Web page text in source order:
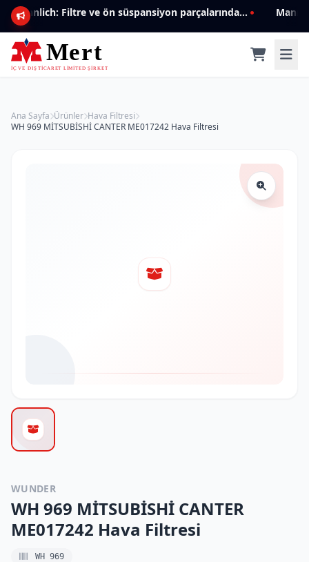
Mannlich: Filtre ve ön süspansiyon parçalarında genişleyen ürün yelpazesiyle kalite ve güven.
Ana Sayfa Ürünler Hava Filtresi
WH 969 MİTSUBİSHİ CANTER ME017242 Hava Filtresi
WUNDER
WH 969 MİTSUBİSHİ CANTER
ME017242 Hava Filtresi
WH 969